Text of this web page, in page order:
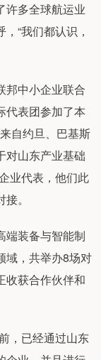
许多全球航运业
“我们都认识，
中小企业联合
代表团参加了本
自约旦、巴基斯
对山东产业基础
业代表，他们此
。
装备与智能制
域，共举办8场对
收获合作伙伴和
，已经通过山东